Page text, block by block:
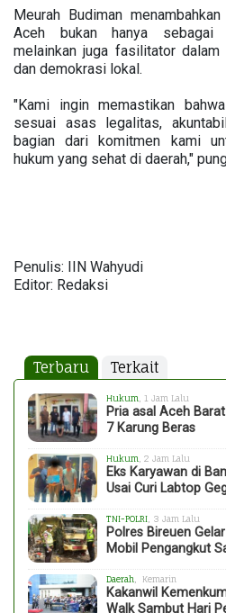
Meurah Budiman
Aceh bukan hanya sebagai
melainkan juga fasilitator
dan demokrasi lokal.
"Kami ingin memastikan
sesuai asas legalitas,
bagian dari komitmen kami
hukum yang sehat di daerah,"
Penulis: IIN Wahyudi
Editor: Redaksi
Terbaru Terkait
Hukum, 1 Jam Lalu
Pria asal Aceh
7 Karung Beras
Hukum, 2 Jam Lalu
Eks Karyawan di
Usai Curi Labtop
TNI-POLRI, 3 Jam Lalu
Polres Bireuen
Mobil Pengangkut
Daerah, Kemarin
Kakanwil
Walk Sambut Hari